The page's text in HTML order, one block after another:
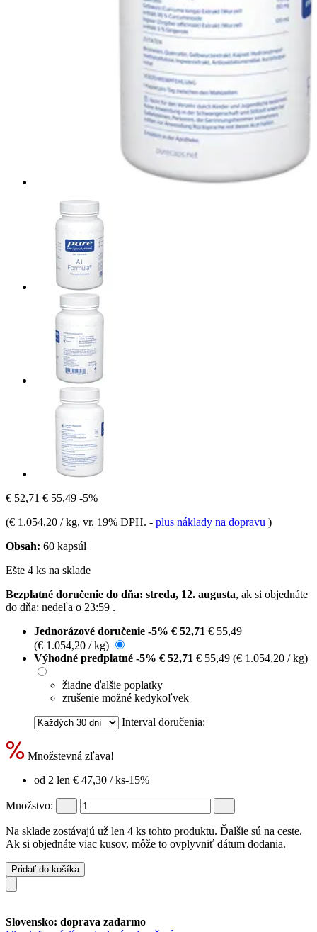
€ 52,71 € 55,49 -5%
(€ 1.054,20 / kg, vr. 19% DPH. - plus náklady na dopravu )
Obsah: 60 kapsúl
Ešte 4 ks na sklade
Bezplatné doručenie do dňa: streda, 12. augusta, ak si objednáte
do dňa: nedeľa o 23:59 .
Jednorázové doručenie -5% € 52,71 € 55,49
(€ 1.054,20 / kg)
Výhodné predplatné -5% € 52,71 € 55,49 (€ 1.054,20 / kg)
žiadne ďalšie poplatky
zrušenie možné kedykoľvek
Interval doručenia:
Množstevná zľava!
od 2 len € 47,30 / ks-15%
Množstvo:
Na sklade zostávajú už len 4 ks tohto produktu. Ďalšie sú na ceste.
Ak si objednáte viac kusov, môže to ovplyvniť dátum dodania.
Pridať do košíka
Slovensko: doprava zadarmo